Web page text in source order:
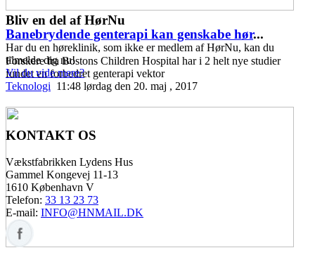
Banebrydende genterapi kan genskabe hør...
Forskere fra Bostons Children Hospital har i 2 helt nye studier
fundet en forbedret genterapi vektor
Teknologi 11:48 lørdag den 20. maj , 2017
Bliv en del af HørNu
Har du en høreklinik, som ikke er medlem af HørNu, kan du
tilmelde dig nu!
Vil du vide mere?
KONTAKT OS
Vækstfabrikken Lydens Hus
Gammel Kongevej 11-13
1610 København V
Telefon: 33 13 23 73
E-mail: INFO@HNMAIL.DK